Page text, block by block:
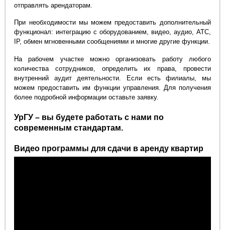
отправлять арендаторам.
При необходимости мы можем предоставить дополнительный
функционал: интеграцию с оборудованием, видео, аудио, АТС,
IP, обмен мгновенными сообщениями и многие другие функции.
На рабочем участке можно организовать работу любого
количества сотрудников, определить их права, провести
внутренний аудит деятельности. Если есть филиалы, мы
можем предоставить им функции управления. Для получения
более подробной информации оставьте заявку.
УрГУ – вы будете работать с нами по
современным стандартам.
Видео программы для сдачи в аренду квартир